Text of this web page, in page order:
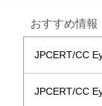
おすすめ情報
JPCERT/CC
JPCERT/CC